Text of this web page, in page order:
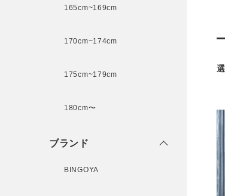
165cm~169cm
170cm~174cm
175cm~179cm
180cm〜
ブランド
BINGOYA